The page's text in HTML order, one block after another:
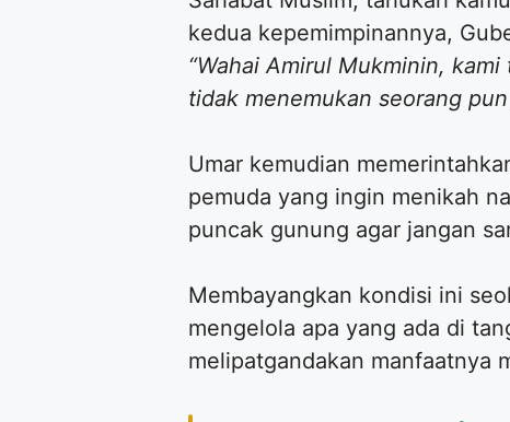
kedua kepemimpinannya,
“Wahai Amirul Mukminin,
tidak menemukan seorang
Umar kemudian
pemuda yang ingin menikah
puncak gunung agar jangan
Membayangkan kondisi ini
mengelola apa yang ada di
melipatgandakan manfaatnya